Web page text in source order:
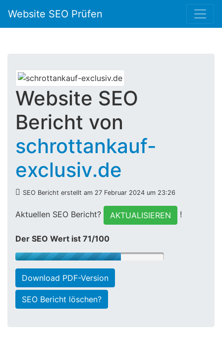
Website SEO Prüfen
Website SEO
Bericht von
schrottankauf-
exclusiv.de
SEO Bericht erstellt am 27 Februar 2024 um 23:26
Aktuellen SEO Bericht? AKTUALISIEREN !
Der SEO Wert ist 71/100
Download PDF-Version
SEO Bericht löschen?